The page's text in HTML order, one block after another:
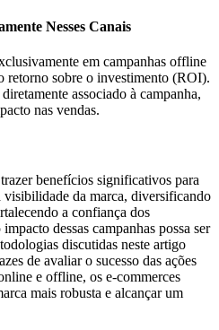
Nesses Canais
em campanhas offline
retorno sobre o investimento (ROI).
associado à campanha,
nas vendas.
benefícios significativos para
visibilidade da marca, diversificando
a confiança dos
dessas campanhas possa ser
discutidas neste artigo
de avaliar o sucesso das ações
e offline, os e-commerces
mais robusta e alcançar um